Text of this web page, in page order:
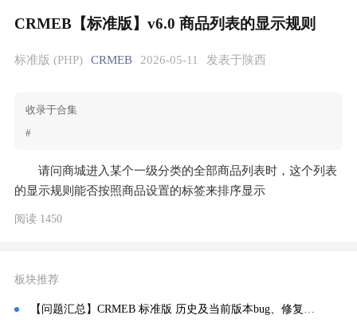
CRMEB【标准版】v6.0 商品列表的显示规则
标准版 (PHP) CRMEB 2026-05-11 发表于陕西
收录于合集
#
请问商城进入某个一级分类的全部商品列表时，这个列表
的显示规则能否按照商品设置的标签来排序显示
阅读 1450
板块推荐
【问题汇总】CRMEB 标准版 历史及当前版本bug、修复、常见问题记录汇总！